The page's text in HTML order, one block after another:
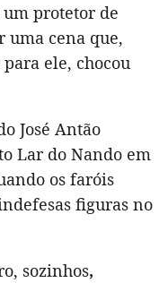
protetor de
cena que,
ele, chocou
José Antão
Lar do Nando em
os faróis
figuras no
sozinhos,